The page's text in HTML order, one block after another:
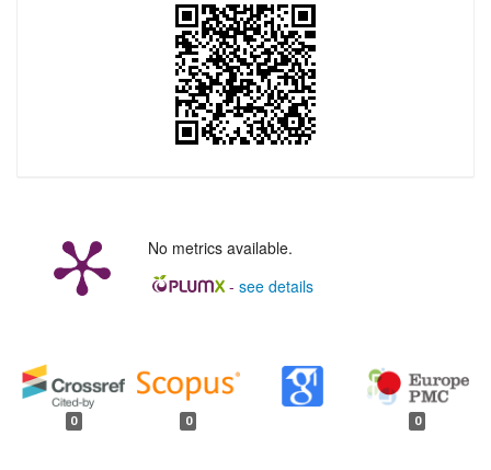
No metrics available.
- see details
0 0 0